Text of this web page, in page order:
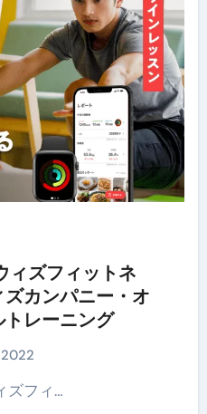
ィズフィットネ
カンパニー・オ
レーニング
2022
ズフィ…